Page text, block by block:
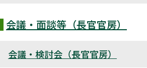
会議・面談等（長官官房）
会議・検討会（長官官房）